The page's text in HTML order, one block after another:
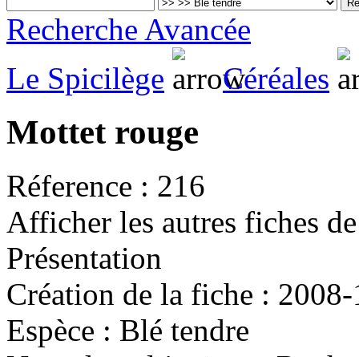
Recherche Avancée
Le Spicilège
Céréales
Mottet rouge
Réference : 216
Afficher les autres fiches
Présentation
Création de la fiche :
Espèce : Blé tendre